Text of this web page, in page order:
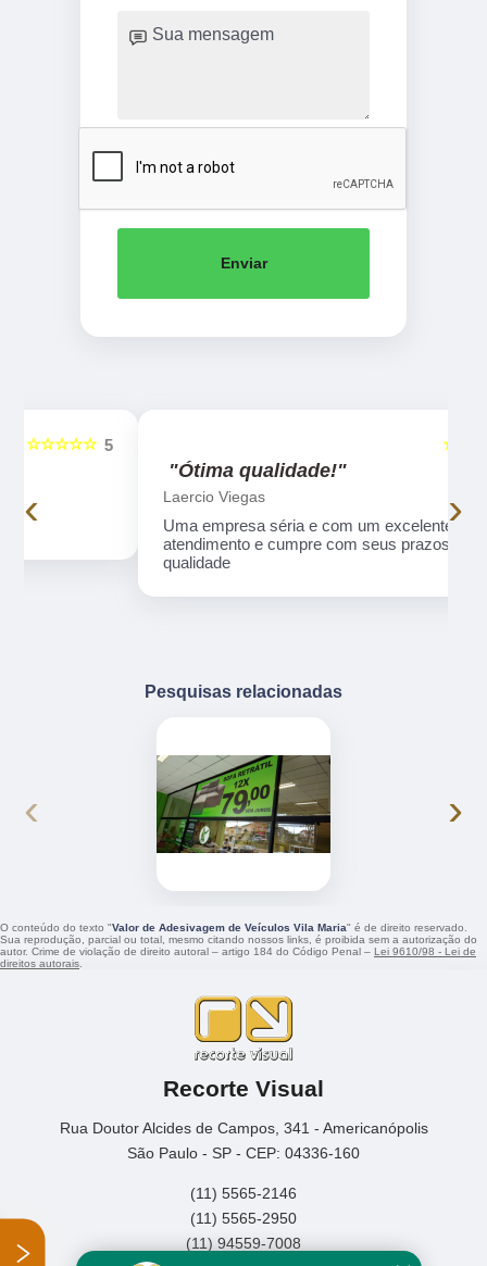
Enviar
"Ótima qualidade!"
Uma empresa séria e com um excelente
atendimento e cumpre com seus prazos e ótima
qualidade
‹ ›
Pesquisas relacionadas
‹ ›
O conteúdo do texto "Valor de Adesivagem de Veículos Vila Maria" é de direito reservado.
Sua reprodução, parcial ou total, mesmo citando nossos links, é proibida sem a autorização do
autor. Crime de violação de direito autoral – artigo 184 do Código Penal – Lei 9610/98 - Lei de
direitos autorais
Recorte Visual
Rua Doutor Alcides de Campos, 341 - Americanópolis
São Paulo - SP - CEP: 04336-160
(11) 5565-2146
(11) 5565-2950
(11) 94559-7008